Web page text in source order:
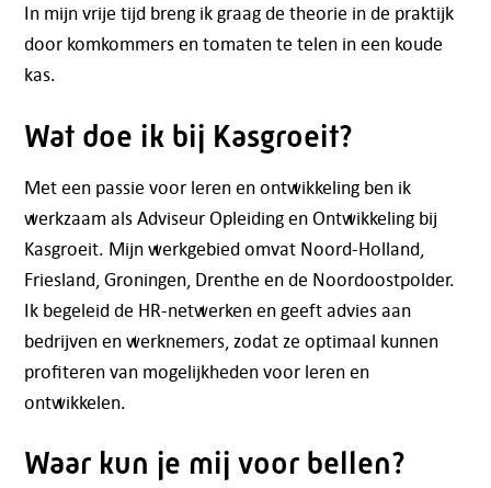
In mijn vrije tijd breng ik graag de theorie in de praktijk
door komkommers en tomaten te telen in een koude
kas.
Wat doe ik bij Kasgroeit?
Met een passie voor leren en ontwikkeling ben ik
werkzaam als Adviseur Opleiding en Ontwikkeling bij
Kasgroeit. Mijn werkgebied omvat Noord-Holland,
Friesland, Groningen, Drenthe en de Noordoostpolder.
Ik begeleid de HR-netwerken en geeft advies aan
bedrijven en werknemers, zodat ze optimaal kunnen
profiteren van mogelijkheden voor leren en
ontwikkelen.
Waar kun je mij voor bellen?